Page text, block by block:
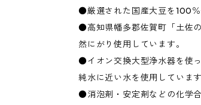
●厳選された国産大豆を100％
●高知県幡多郡佐賀町「土佐
然にがり使用しています。
●イオン交換大型浄水器を使
純水に近い水を使用しています
●消泡剤・安定剤などの化学